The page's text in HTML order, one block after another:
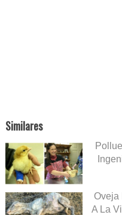
Similares
Oveja
A La